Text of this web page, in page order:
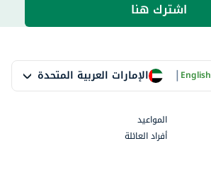
اشترك هنا
الإمارات العربية المتحدة |English
المواعيد
أفراد العائلة